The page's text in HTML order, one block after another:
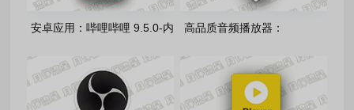
安卓应用：哔哩哔哩 9.5.0-内
高品质音频播放器：
汉化版